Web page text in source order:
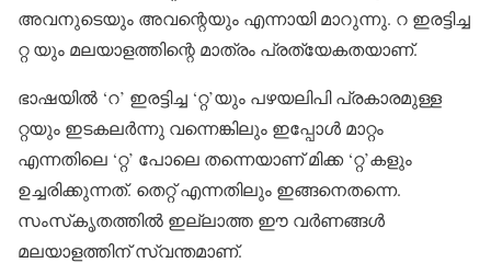
അവനുടെയും അവന്റെയും എന്നായി മാറുന്നു. റ ഇരട്ടിച്ച
റ്റ യും മലയാളത്തിന്റെ മാത്രം പ്രത്യേകതയാണ്.
ഭാഷയില്‍ ‘റ’ ഇരട്ടിച്ച ‘റ്റ’യും പഴയലിപി പ്രകാരമുള്ള
റ്റയും ഇടകലര്‍ന്നു വന്നെങ്കിലും ഇപ്പോള്‍ മാറ്റം
എന്നതിലെ ‘റ്റ’ പോലെ തന്നെയാണ് മിക്ക ‘റ്റ’കളും
ഉച്ചരിക്കുന്നത്. തെറ്റ് എന്നതിലും ഇങ്ങനെതന്നെ.
സംസ്‌കൃതത്തില്‍ ഇല്ലാത്ത ഈ വര്‍ണങ്ങള്‍
മലയാളത്തിന് സ്വന്തമാണ്.